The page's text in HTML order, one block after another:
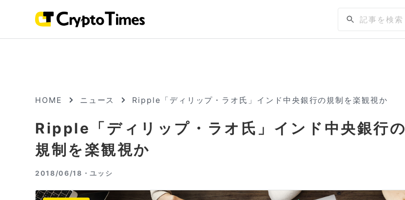
HOME ニュース Ripple「ディリップ・ラオ氏」インド中央銀行の規制を楽観視か
Ripple「ディリップ・ラオ氏」インド中央銀行の
規制を楽観視か
2018/06/18・ユッシ